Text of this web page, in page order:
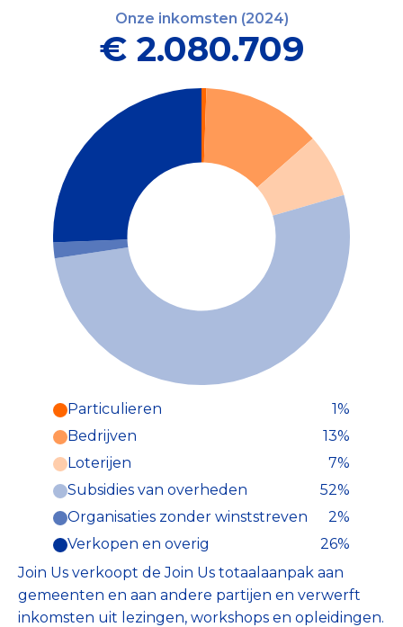
Onze inkomsten (2024)
€ 2.080.709
Particulieren (1%)
Deze inkomsten zijn als volgt
onderverdeeld:
Particulieren
1%
Bedrijven
13%
Loterijen
7%
Subsidies van overheden
52%
Organisaties zonder winststreven
2%
Verkopen en overig
26%
Join Us verkoopt de Join Us totaalaanpak aan
gemeenten en aan andere partijen en verwerft
inkomsten uit lezingen, workshops en opleidingen.